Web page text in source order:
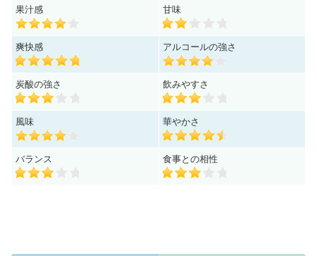
果汁感 甘味
爽快感 アルコールの強さ
炭酸の強さ 飲みやすさ
風味 華やかさ
バランス 食事との相性